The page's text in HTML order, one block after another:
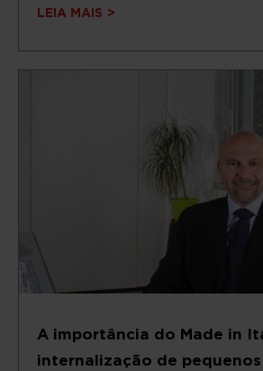
LEIA MAIS
A importância do Made in
internalização de pequenos